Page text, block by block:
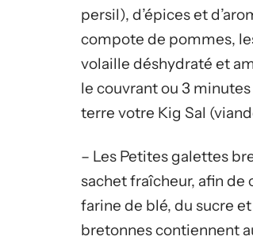
persil), d’épices et
compote de pommes,
volaille déshydraté et
le couvrant ou 3
terre votre Kig Sal
– Les Petites galettes
sachet fraîcheur, afin
farine de blé, du sucre
bretonnes contiennent